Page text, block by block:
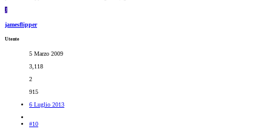
J
jamesflipper
Utente
5 Marzo 2009
3,118
2
915
6 Luglio 2013
#10